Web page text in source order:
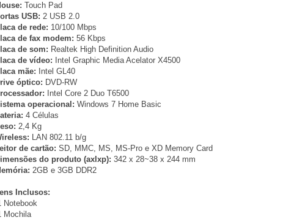
Touch Pad
USB: 2 USB 2.0
de rede: 10/100 Mbps
de fax modem: 56 Kbps
de som: Realtek High Definition Audio
de vídeo: Intel Graphic Media Acelator X4500
mãe: Intel GL40
óptico: DVD-RW
Intel Core 2 Duo T6500
operacional: Windows 7 Home Basic
4 Células
2,4 Kg
LAN 802.11 b/g
de cartão: SD, MMC, MS, MS-Pro e XD Memory Card
do produto (axlxp): 342 x 28~38 x 244 mm
2GB e 3GB DDR2
Inclusos:
Notebook
Mochila